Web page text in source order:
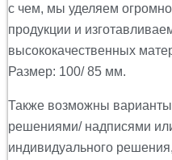
с чем, мы уделяем
продукции и
высококачественных
Размер: 100/ 85 мм.
Также возможны
решениями/ надписями
индивидуального